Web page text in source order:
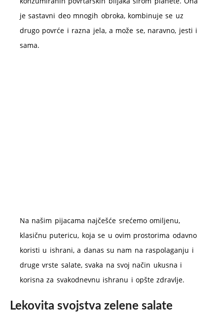
je sastavni deo mnogih obroka, kombinuje se uz
drugo povrće i razna jela, a može se, naravno, jesti i
sama.
Na našim pijacama najčešće srećemo omiljenu,
klasičnu putericu, koja se u ovim prostorima odavno
koristi u ishrani, a danas su nam na raspolaganju i
druge vrste salate, svaka na svoj način ukusna i
korisna za svakodnevnu ishranu i opšte zdravlje.
Lekovita svojstva zelene salate